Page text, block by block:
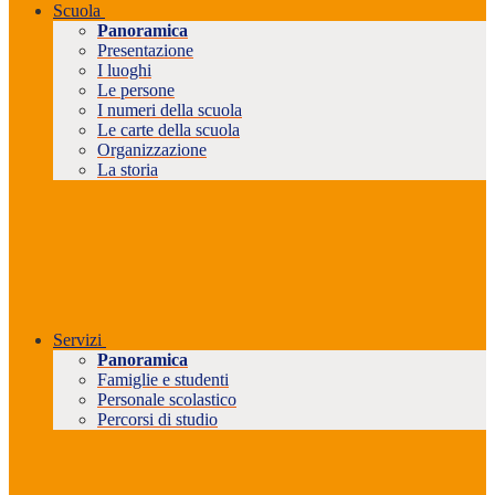
Scuola
Panoramica
Presentazione
I luoghi
Le persone
I numeri della scuola
Le carte della scuola
Organizzazione
La storia
Servizi
Panoramica
Famiglie e studenti
Personale scolastico
Percorsi di studio